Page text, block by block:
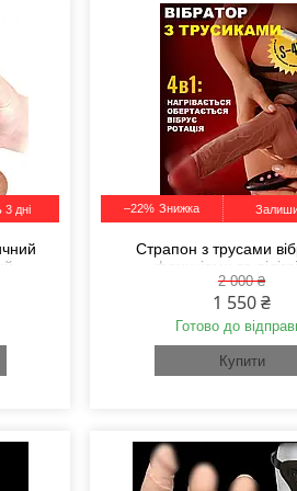
дні –22%
Страпон з трусами
фрикціями та
телескопічний
страпон для пар
2 000 ₴
1 550 ₴
Готово до
Купити